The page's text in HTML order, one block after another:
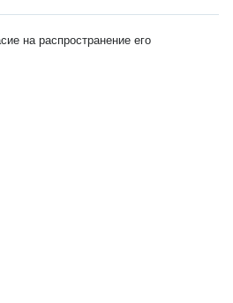
на распространение его